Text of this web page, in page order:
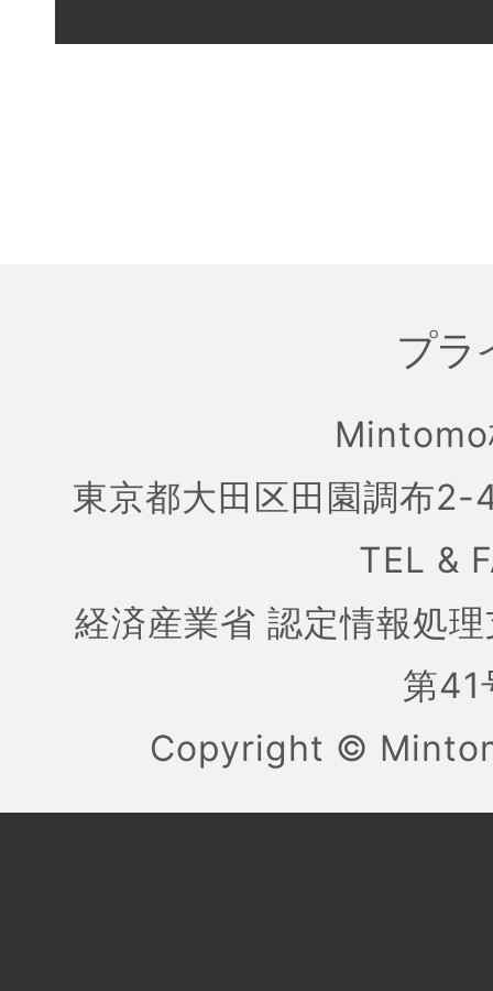
プラ
東京都大田区田園調布
TEL &
経済産業省 認定情報処
第
Copyright ©